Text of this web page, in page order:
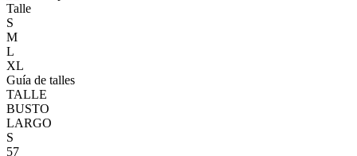
Talle
S
M
L
XL
Guía de talles
TALLE
BUSTO
LARGO
S
57